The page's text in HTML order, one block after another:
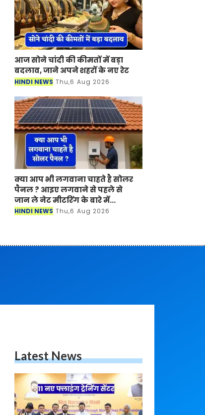
आज सोने चांदी की कीमतों में बड़ा
बदलाव, जाने अपने शहरों के नए रेट
HINDI NEWS Thu,6 Aug 2026
क्या आप भी लगवाना चाहते है सोलर
पैनल ? आइए लगवाने से पहले से
जान ले नेट मीटरिंग के बारे में...
HINDI NEWS Thu,6 Aug 2026
Latest News